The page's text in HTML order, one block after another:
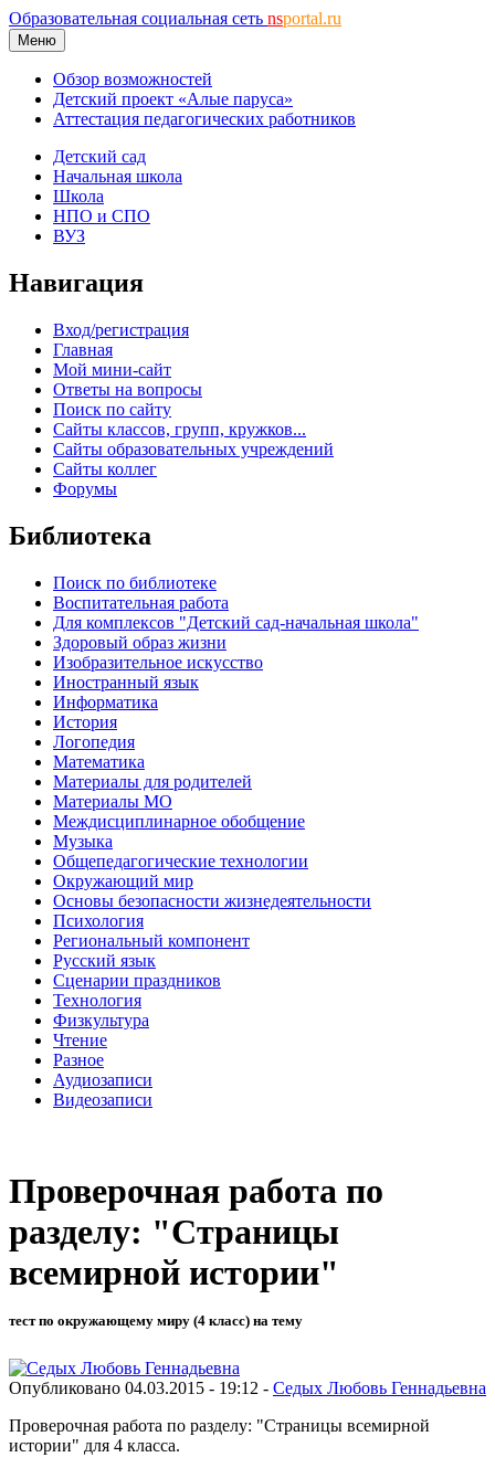
Образовательная социальная сеть nsportal.ru
Меню
Обзор возможностей
Детский проект «Алые паруса»
Аттестация педагогических работников
Детский сад
Начальная школа
Школа
НПО и СПО
ВУЗ
Навигация
Вход/регистрация
Главная
Мой мини-сайт
Ответы на вопросы
Поиск по сайту
Сайты классов, групп, кружков...
Сайты образовательных учреждений
Сайты коллег
Форумы
Библиотека
Поиск по библиотеке
Воспитательная работа
Для комплексов "Детский сад-начальная школа"
Здоровый образ жизни
Изобразительное искусство
Иностранный язык
Информатика
История
Логопедия
Математика
Материалы для родителей
Материалы МО
Междисциплинарное обобщение
Музыка
Общепедагогические технологии
Окружающий мир
Основы безопасности жизнедеятельности
Психология
Региональный компонент
Русский язык
Сценарии праздников
Технология
Физкультура
Чтение
Разное
Аудиозаписи
Видеозаписи
Проверочная работа по
разделу: "Страницы
всемирной истории"
тест по окружающему миру (4 класс) на тему
Опубликовано 04.03.2015 - 19:12 - Седых Любовь Геннадьевна
Проверочная работа по разделу: "Страницы всемирной
истории" для 4 класса.